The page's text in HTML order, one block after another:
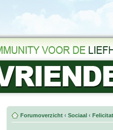
Forumoverzicht ‹ Sociaal ‹